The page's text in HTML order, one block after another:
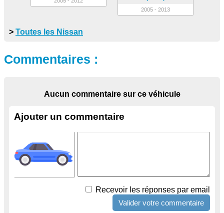
2005 - 2013
> Toutes les Nissan
Commentaires :
Aucun commentaire sur ce véhicule
Ajouter un commentaire
Recevoir les réponses par email